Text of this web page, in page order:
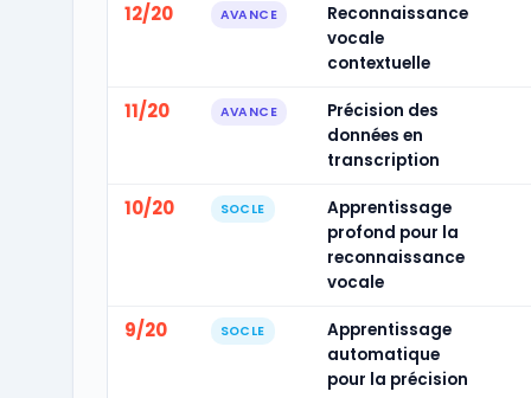
12/20 AVANCE
Reconnaissance
vocale
contextuelle
11/20 AVANCE
Précision des
données en
transcription
10/20 SOCLE
Apprentissage
profond pour la
reconnaissance
vocale
9/20 SOCLE
Apprentissage
automatique
pour la précision